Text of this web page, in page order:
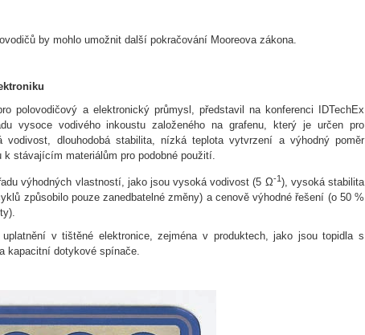
by mohlo umožnit další pokračování Mooreova zákona.
polovodičový a elektronický průmysl, představil na konferenci IDTechEx
vysoce vodivého inkoustu založeného na grafenu, který je určen pro
vodivost, dlouhodobá stabilita, nízká teplota vytvrzení a výhodný poměr
stávajícím materiálům pro podobné použití.
výhodných vlastností, jako jsou vysoká vodivost (5 Ω-1), vysoká stabilita
způsobilo pouze zanedbatelné změny) a cenově výhodné řešení (o 50 %
v tištěné elektronice, zejména v produktech, jako jsou topidla s
kapacitní dotykové spínače.